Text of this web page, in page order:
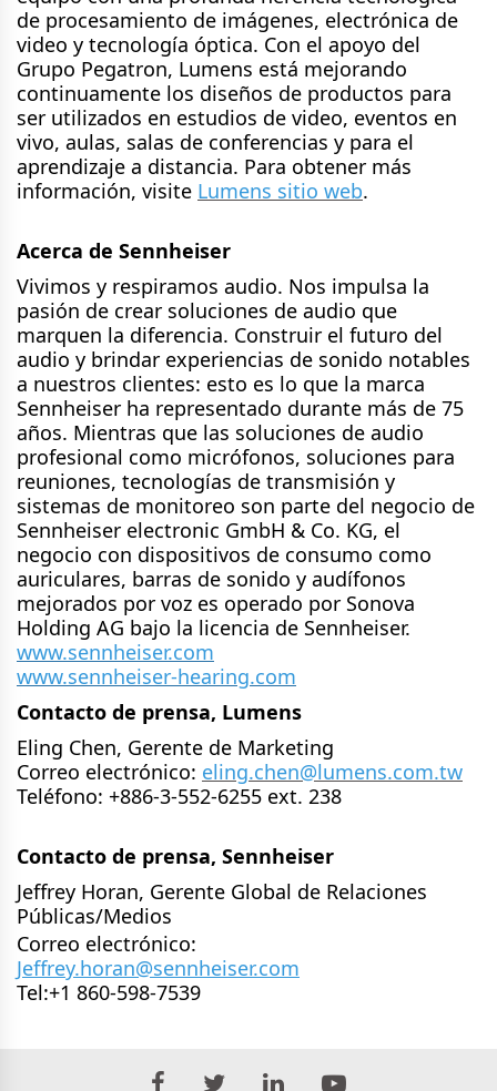
de procesamiento de imágenes, electrónica de
video y tecnología óptica. Con el apoyo del
Grupo Pegatron, Lumens está mejorando
continuamente los diseños de productos para
ser utilizados en estudios de video, eventos en
vivo, aulas, salas de conferencias y para el
aprendizaje a distancia. Para obtener más
información, visite Lumens sitio web.
Acerca de Sennheiser
Vivimos y respiramos audio. Nos impulsa la
pasión de crear soluciones de audio que
marquen la diferencia. Construir el futuro del
audio y brindar experiencias de sonido notables
a nuestros clientes: esto es lo que la marca
Sennheiser ha representado durante más de 75
años. Mientras que las soluciones de audio
profesional como micrófonos, soluciones para
reuniones, tecnologías de transmisión y
sistemas de monitoreo son parte del negocio de
Sennheiser electronic GmbH & Co. KG, el
negocio con dispositivos de consumo como
auriculares, barras de sonido y audífonos
mejorados por voz es operado por Sonova
Holding AG bajo la licencia de Sennheiser.
www.sennheiser.com
www.sennheiser-hearing.com
Contacto de prensa, Lumens
Eling Chen, Gerente de Marketing
Correo electrónico: eling.chen@lumens.com.tw
Teléfono: +886-3-552-6255 ext. 238
Contacto de prensa, Sennheiser
Jeffrey Horan, Gerente Global de Relaciones
Públicas/Medios
Correo electrónico:
Jeffrey.horan@sennheiser.com
Tel:+1 860-598-7539